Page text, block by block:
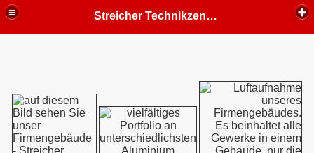
Streicher Technikzentrum Ottmarsheim GmbH - Prototypen in Aluminium, CNC, Aluguss, Modellbau